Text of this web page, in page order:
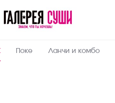
Поке Ланчи и комбо